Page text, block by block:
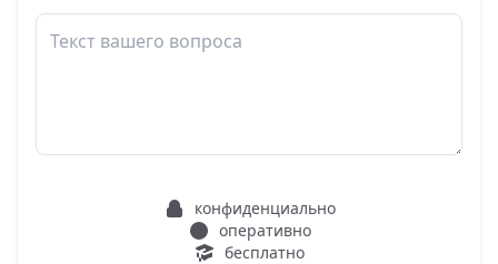
конфиденциально
оперативно
бесплатно